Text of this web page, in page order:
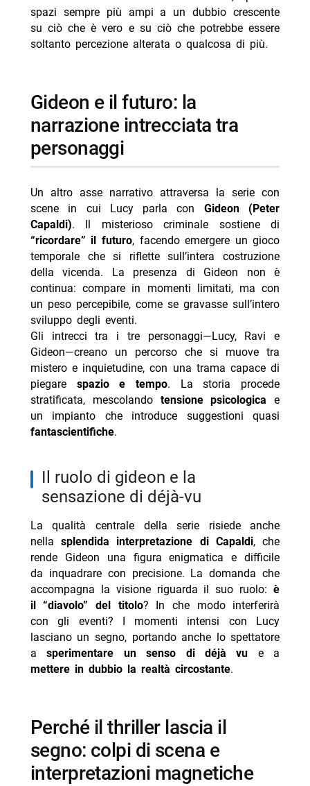
spazi sempre più ampi a un dubbio crescente
su ciò che è vero e su ciò che potrebbe essere
soltanto percezione alterata o qualcosa di più.
gideon e il futuro: la
narrazione intrecciata tra
personaggi
Un altro asse narrativo attraversa la serie con
scene in cui Lucy parla con Gideon (Peter
Capaldi). Il misterioso criminale sostiene di
“ricordare” il futuro, facendo emergere un gioco
temporale che si riflette sull’intera costruzione
della vicenda. La presenza di Gideon non è
continua: compare in momenti limitati, ma con
un peso percepibile, come se gravasse sull’intero
sviluppo degli eventi.
Gli intrecci tra i tre personaggi—Lucy, Ravi e
Gideon—creano un percorso che si muove tra
mistero e inquietudine, con una trama capace di
piegare spazio e tempo. La storia procede
stratificata, mescolando tensione psicologica e
un impianto che introduce suggestioni quasi
fantascientifiche.
il ruolo di gideon e la
sensazione di déjà-vu
La qualità centrale della serie risiede anche
nellasplendida interpretazione di Capaldi, che
rende Gideon una figura enigmatica e difficile
da inquadrare con precisione. La domanda che
accompagna la visione riguarda il suo ruolo:è
il “diavolo” del titolo? In che modo interferirà
con gli eventi? I momenti intensi con Lucy
lasciano un segno, portando anche lo spettatore
asperimentare un senso di déjà vu e a
mettere in dubbio la realtà circostante.
perché il thriller lascia il
segno: colpi di scena e
interpretazioni magnetiche